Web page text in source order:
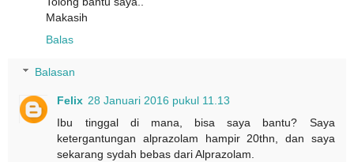
Makasih
Balas
Balasan
Felix 28 Januari 2016 pukul 11.13
Ibu tinggal di mana, bisa saya bantu? Saya
ketergantungan alprazolam hampir 20thn, dan saya
sekarang sydah bebas dari Alprazolam.